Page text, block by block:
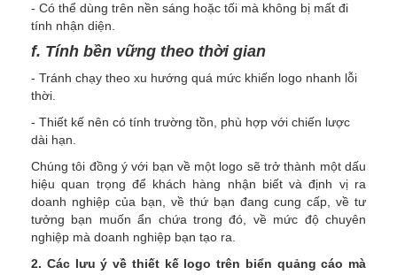
- Có thể dùng trên nền sáng hoặc tối mà không bị mất đi
tính nhận diện.
f. Tính bền vững theo thời gian
- Tránh chạy theo xu hướng quá mức khiến logo nhanh lỗi
thời.
- Thiết kế nên có tính trường tồn, phù hợp với chiến lược
dài hạn.
Chúng tôi đồng ý với bạn về một logo sẽ trở thành một dấu
hiệu quan trọng để khách hàng nhận biết và định vị ra
doanh nghiệp của bạn, về thứ bạn đang cung cấp, về tư
tưởng bạn muốn ẩn chứa trong đó, về mức độ chuyên
nghiệp mà doanh nghiệp bạn tạo ra.
2. Các lưu ý về thiết kế logo trên biển quảng cáo mà